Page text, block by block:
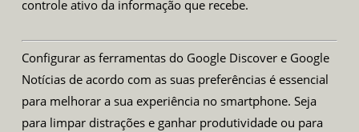
controle ativo da informação que recebe.
Configurar as ferramentas do Google Discover e Google
Notícias de acordo com as suas preferências é essencial
para melhorar a sua experiência no smartphone. Seja
para limpar distrações e ganhar produtividade ou para